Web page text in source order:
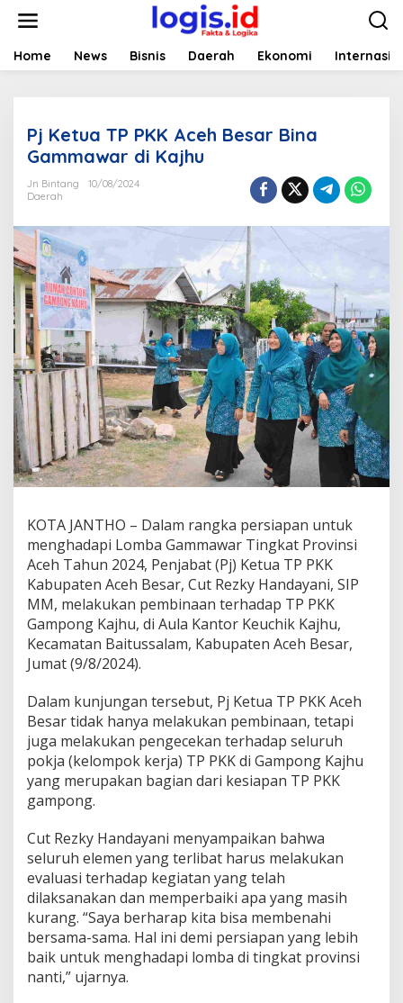
t
Home News Bisnis Daerah Ekonomi
Pj Ketua TP PKK Aceh Besar Bina
Gammawar di Kajhu
Jn Bintang
10/08/2024
Daerah
KOTA JANTHO – Dalam rangka persiapan untuk
menghadapi Lomba Gammawar Tingkat Provinsi
Aceh Tahun 2024, Penjabat (Pj) Ketua TP PKK
Kabupaten Aceh Besar, Cut Rezky Handayani, SIP
MM, melakukan pembinaan terhadap TP PKK
Gampong Kajhu, di Aula Kantor Keuchik Kajhu,
Kecamatan Baitussalam, Kabupaten Aceh Besar,
Jumat (9/8/2024).
Dalam kunjungan tersebut, Pj Ketua TP PKK Aceh
Besar tidak hanya melakukan pembinaan, tetapi
juga melakukan pengecekan terhadap seluruh
pokja (kelompok kerja) TP PKK di Gampong Kajhu
yang merupakan bagian dari kesiapan TP PKK
gampong.
Cut Rezky Handayani menyampaikan bahwa
seluruh elemen yang terlibat harus melakukan
evaluasi terhadap kegiatan yang telah
dilaksanakan dan memperbaiki apa yang masih
kurang. “Saya berharap kita bisa membenahi
bersama-sama. Hal ini demi persiapan yang lebih
baik untuk menghadapi lomba di tingkat provinsi
nanti,” ujarnya.